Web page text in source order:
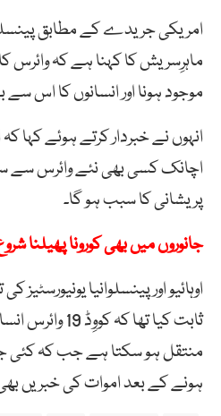
امریکی جریدے کے مطابق
ماہرِسریش کا کہنا ہے کہ وائرس
موجود ہونا اور انسانوں کا اس
انہوں نے خبردار کرتے ہوئے کہا
اچانک کسی بھی نئے وائرس سے
پریشانی کا سبب ہو گا۔
جانوروں میں بھی کورونا پھیلنا شروع،6 شیر
اوہائیو اور پینسلوانیا
ثابت کیا تھا کہ
منتقل ہو سکتا ہے جب کہ کئی
ہونے کے بعد اموات کی خبریں